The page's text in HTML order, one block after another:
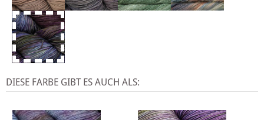
DIESE FARBE GIBT ES AUCH ALS: